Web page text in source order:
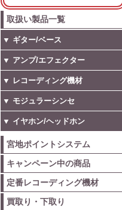
取扱い製品一覧
▼ ギター/ベース
▼ アンプ/エフェクター
▼ レコーディング機材
▼ モジュラーシンセ
▼ イヤホン/ヘッドホン
宮地ポイントシステム
キャンペーン中の商品
定番レコーディング機材
買取り・下取り